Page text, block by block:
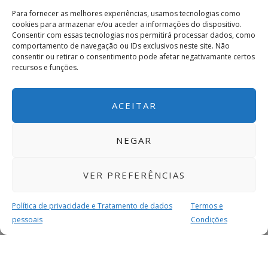
Para fornecer as melhores experiências, usamos tecnologias como
cookies para armazenar e/ou aceder a informações do dispositivo.
Consentir com essas tecnologias nos permitirá processar dados, como
comportamento de navegação ou IDs exclusivos neste site. Não
consentir ou retirar o consentimento pode afetar negativamante certos
recursos e funções.
ACEITAR
NEGAR
VER PREFERÊNCIAS
Política de privacidade e Tratamento de dados
pessoais
Termos e
Condições